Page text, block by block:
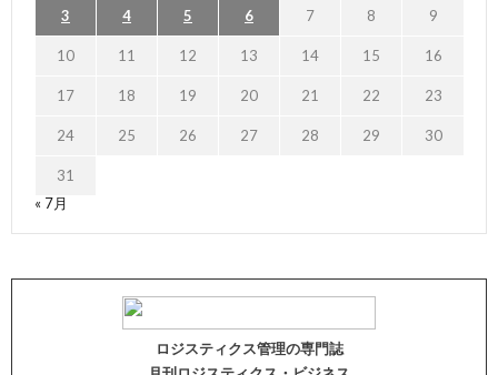
3 4 5 6 7 8 9
10 11 12 13 14 15 16
17 18 19 20 21 22 23
24 25 26 27 28 29 30
31
« 7月
ロジスティクス管理の専門誌